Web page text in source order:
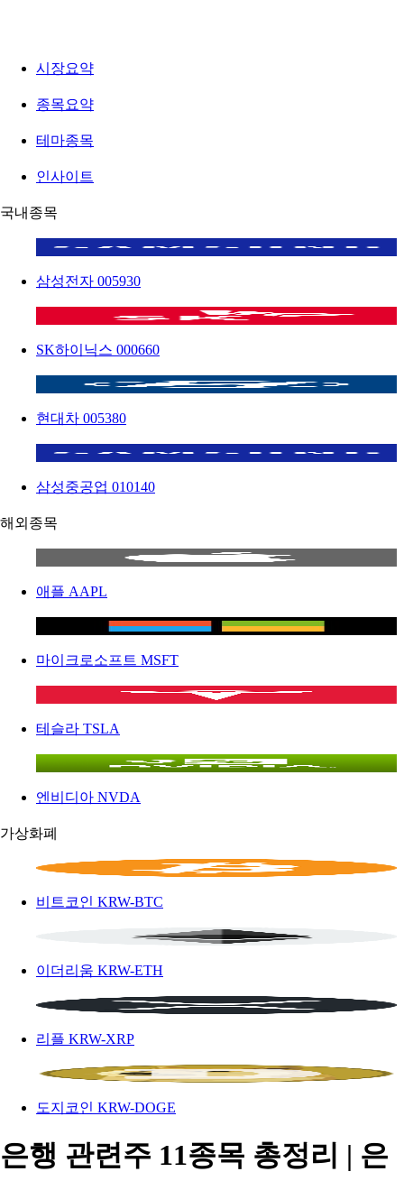
시장요약
종목요약
테마종목
인사이트
국내종목
삼성전자 005930
SK하이닉스 000660
현대차 005380
삼성중공업 010140
해외종목
애플 AAPL
마이크로소프트 MSFT
테슬라 TSLA
엔비디아 NVDA
가상화폐
비트코인 KRW-BTC
이더리움 KRW-ETH
리플 KRW-XRP
도지코인 KRW-DOGE
은행 관련주 11종목 총정리 | 은